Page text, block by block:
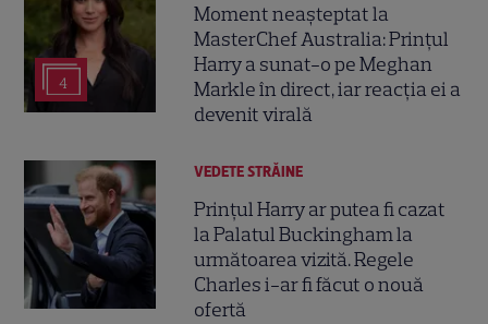
4
Moment neașteptat la
MasterChef Australia: Prințul
Harry a sunat-o pe Meghan
Markle în direct, iar reacția ei a
devenit virală
VEDETE STRĂINE
Prințul Harry ar putea fi cazat
la Palatul Buckingham la
următoarea vizită. Regele
Charles i-ar fi făcut o nouă
ofertă